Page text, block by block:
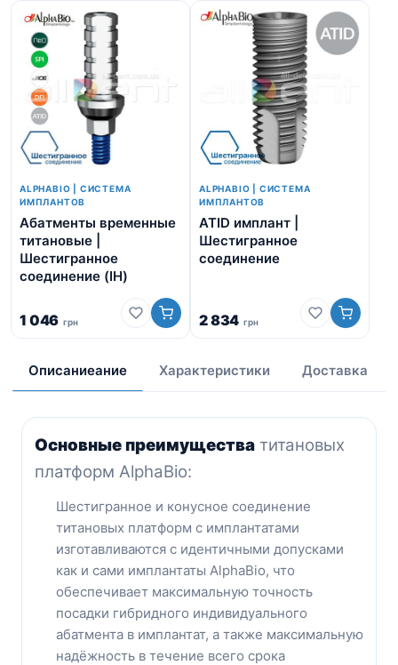
ALPHABIO | СИСТЕМА
ИМПЛАНТОВ
Абатменты временные
титановые |
Шестигранное
соединение (IH)
1 046 грн
ALPHABIO | СИСТЕМА
ИМПЛАНТОВ
ATID имплант |
Шестигранное
соединение
2 834 грн
Описаниеание Характеристики Доставка
Основные преимущества титановых
платформ AlphaBio:
Шестигранное и конусное соединение
титановых платформ с имплантатами
изготавливаются с идентичными допусками
как и сами имплантаты AlphaBio, что
обеспечивает максимальную точность
посадки гибридного индивидуального
абатмента в имплантат, а также максимальную
надёжность в течение всего срока